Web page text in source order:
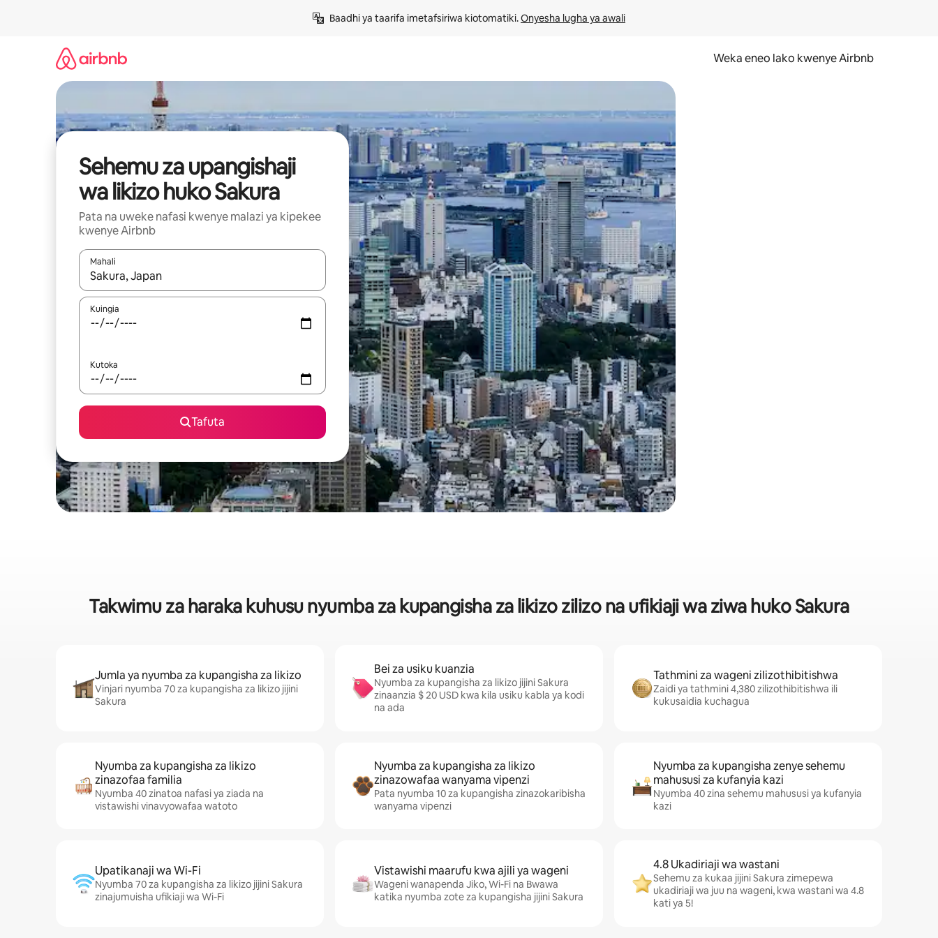
Baadhi ya taarifa imetafsiriwa kiotomatiki. Onyesha lugha ya awali
Weka eneo lako kwenye Airbnb
Sehemu za upangishaji
wa likizo huko Sakura
Pata na uweke nafasi kwenye malazi ya kipekee
kwenye Airbnb
Mahali
Wakati matokeo yanapatikana, vinjari kwa kutumia vitufe vya vishale vya juu na chini au uchunguze kwa kugusa au kutelezesha kidole kwenye ishara.
Kuingia
Kutoka
Tafuta
Takwimu za haraka kuhusu nyumba za kupangisha za likizo zilizo na ufikiaji wa ziwa huko Sakura
Jumla ya nyumba za kupangisha za likizo
Vinjari nyumba 70 za kupangisha za likizo jijini
Sakura
Bei za usiku kuanzia
Nyumba za kupangisha za likizo jijini Sakura
zinaanzia $ 20 USD kwa kila usiku kabla ya kodi
na ada
Tathmini za wageni zilizothibitishwa
Zaidi ya tathmini 4,380 zilizothibitishwa ili
kukusaidia kuchagua
Nyumba za kupangisha za likizo
zinazofaa familia
Nyumba 40 zinatoa nafasi ya ziada na
vistawishi vinavyowafaa watoto
Nyumba za kupangisha za likizo
zinazowafaa wanyama vipenzi
Pata nyumba 10 za kupangisha zinazokaribisha
wanyama vipenzi
Nyumba za kupangisha zenye sehemu
mahususi za kufanyia kazi
Nyumba 40 zina sehemu mahususi ya kufanyia
kazi
Upatikanaji wa Wi-Fi
Nyumba 70 za kupangisha za likizo jijini Sakura
zinajumuisha ufikiaji wa Wi-Fi
Vistawishi maarufu kwa ajili ya wageni
Wageni wanapenda Jiko, Wi-Fi na Bwawa
katika nyumba zote za kupangisha jijini Sakura
4.8 Ukadiriaji wa wastani
Sehemu za kukaa jijini Sakura zimepewa
ukadiriaji wa juu na wageni, kwa wastani wa 4.8
kati ya 5!